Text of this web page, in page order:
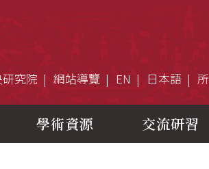
究院 網站導覽 EN 日本語
學術資源 交流研習